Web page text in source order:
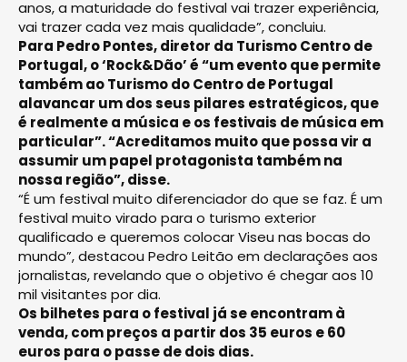
anos, a maturidade do festival vai trazer experiência,
vai trazer cada vez mais qualidade”, concluiu.
Para Pedro Pontes, diretor da Turismo Centro de
Portugal, o ‘Rock&Dão’ é “um evento que permite
também ao Turismo do Centro de Portugal
alavancar um dos seus pilares estratégicos, que
é realmente a música e os festivais de música em
particular”. “Acreditamos muito que possa vir a
assumir um papel protagonista também na
nossa região”, disse.
“É um festival muito diferenciador do que se faz. É um
festival muito virado para o turismo exterior
qualificado e queremos colocar Viseu nas bocas do
mundo”, destacou Pedro Leitão em declarações aos
jornalistas, revelando que o objetivo é chegar aos 10
mil visitantes por dia.
Os bilhetes para o festival já se encontram à
venda, com preços a partir dos 35 euros e 60
euros para o passe de dois dias.